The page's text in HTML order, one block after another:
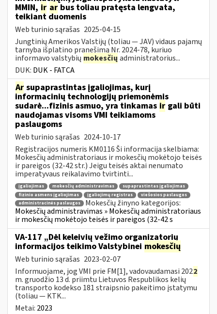
MMIN, ir ar bus toliau pratęsta lengvata,
teikiant duomenis
Web turinio sąrašas 2025-04-15
Jungtinių Amerikos Valstijų (toliau — JAV) vidaus pajamų
tarnyba išplatino pranešimą Nr. 2024-78, kuriuo
informavo valstybių mokesčių administratorius...
DUK: DUK - FATCA
Ar supaprastintas įgaliojimas, kurį
informacinių technologijų priemonėmis
sudarė...fizinis asmuo, yra tinkamas ir gali būti
naudojamas visoms VMI teikiamoms
paslaugoms
Web turinio sąrašas 2024-10-17
Registracijos numeris KM0116 Ši informacija skelbiama:
Mokesčių administratoriaus ir mokesčių mokėtojo teisės
ir pareigos (32-42 str.) Jeigu teisės aktai nenumato
imperatyvaus reikalavimo tvirtinti...
įgaliojimas mokesčių administravimas
supaprastintas įgaliojimas
fizinio asmens įgaliojimas
įgaliojimų registras
viešosios paslaugos
administracinės paslaugos
Mokesčių žinyno kategorijos:
Mokesčių administravimas » Mokesčių administratoriaus
ir mokesčių mokėtojo teisės ir pareigos (32-42 s
VA-117 „Dėl keleivių vežimo organizatorių
informacijos teikimo Valstybinei mokesčių
Web turinio sąrašas 2023-02-07
Informuojame, jog VMI prie FM[1], vadovaudamasi 2022
m. gruodžio 13 d. priimtu Lietuvos Respublikos kelių
transporto kodekso 181 straipsnio pakeitimo įstatymu
(toliau — KTK...
Metai: 2023